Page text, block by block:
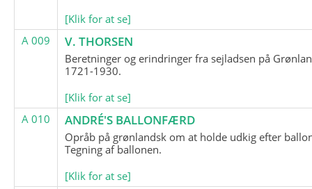
[Klik for at se]
A 009
V. THORSEN
Beretninger og erindringer fra sejladsen på
1721-1930.
[Klik for at se]
A 010
ANDRÉ'S BALLONFÆRD
Opråb på grønlandsk om at holde udkig efter
Tegning af ballonen.
[Klik for at se]